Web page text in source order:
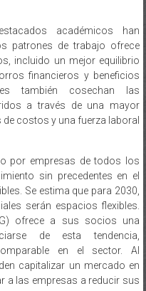
patrones de trabajo ofrece
incluido un mejor equilibrio
financieros y beneficios
también cosechan las
a través de una mayor
costos y una fuerza laboral
sin precedentes en el
Se estima que para 2030,
serán espacios flexibles.
ofrece a sus socios una
de esta tendencia,
en el sector. Al
capitalizar un mercado en
a las empresas a reducir sus
híbrido genera un ahorro